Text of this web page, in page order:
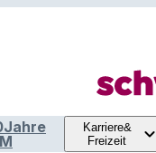
Karriere&
Freizeit